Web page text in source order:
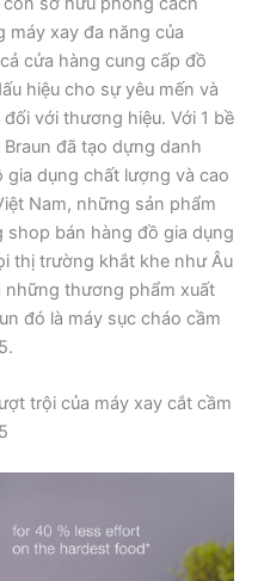
máy xay đa năng của
cửa hàng cung cấp đồ
hiệu cho sự yêu mến và
với thương hiệu. Với 1 bề
đã tạo dựng danh
gia dụng chất lượng và cao
Nam, những sản phẩm
shop bán hàng đồ gia dụng
thị trường khắt khe như Âu
những thương phẩm xuất
đó là máy sục cháo cầm
trội của máy xay cắt cầm